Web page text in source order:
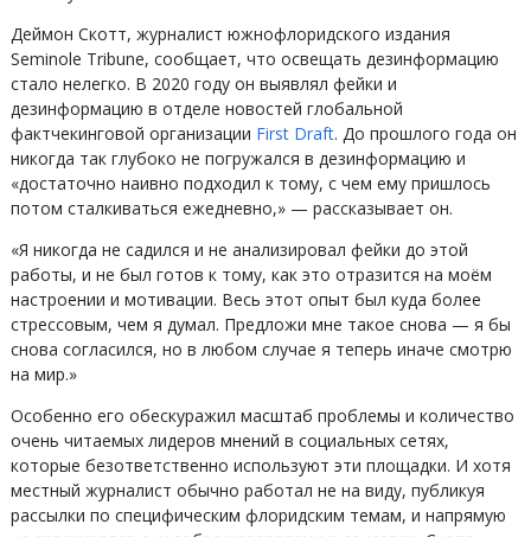
Деймон Скотт, журналист южнофлоридского издания
Seminole Tribune, сообщает, что освещать дезинформацию
стало нелегко. В 2020 году он выявлял фейки и
дезинформацию в отделе новостей глобальной
фактчекинговой организации First Draft. До прошлого года он
никогда так глубоко не погружался в дезинформацию и
«достаточно наивно подходил к тому, с чем ему пришлось
потом сталкиваться ежедневно,» — рассказывает он.
«Я никогда не садился и не анализировал фейки до этой
работы, и не был готов к тому, как это отразится на моём
настроении и мотивации. Весь этот опыт был куда более
стрессовым, чем я думал. Предложи мне такое снова — я бы
снова согласился, но в любом случае я теперь иначе смотрю
на мир.»
Особенно его обескуражил масштаб проблемы и количество
очень читаемых лидеров мнений в социальных сетях,
которые безответственно используют эти площадки. И хотя
местный журналист обычно работал не на виду, публикуя
рассылки по специфическим флоридским темам, и напрямую